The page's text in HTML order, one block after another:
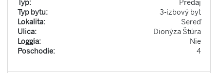
Typ:
Predaj
Typ bytu:
3-izbový byt
Lokalita:
Sereď
Ulica:
Dionýza Štúra
Loggia:
Nie
Poschodie:
4